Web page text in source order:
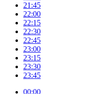
21:45
22:00
22:15
22:30
22:45
23:00
23:15
23:30
23:45
00:00